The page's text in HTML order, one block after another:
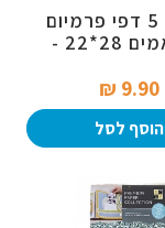
מארז 5 דפי פרמיום
מותאמים 28*22 -
9.90 ₪‎
הוסף לסל